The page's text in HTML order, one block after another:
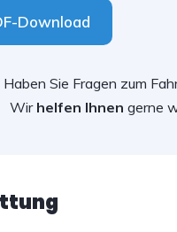
Download
Haben Sie Fragen zum
Wir helfen Ihnen gerne